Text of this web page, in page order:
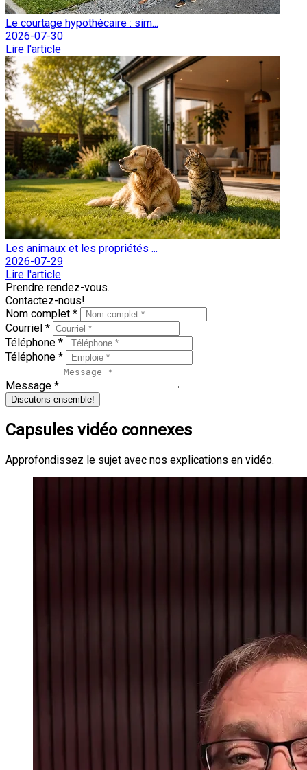
Le courtage hypothécaire : sim...
2026-07-30
Lire l'article
Les animaux et les propriétés ...
2026-07-29
Lire l'article
Prendre rendez-vous.
Contactez-nous!
Nom complet *
Courriel *
Téléphone *
Téléphone *
Message *
Discutons ensemble!
Capsules vidéo connexes
Approfondissez le sujet avec nos explications en vidéo.